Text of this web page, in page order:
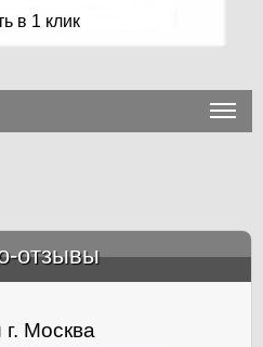
в 1 клик
отзывы
Москва